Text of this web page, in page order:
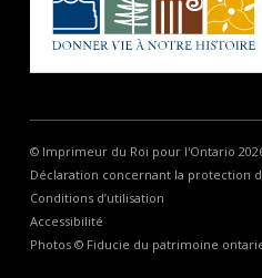
© Imprimeur du Roi pour l'Ontario
Déclaration concernant la protection
Conditions d’utilisation
Accessibilité
Photos © Fiducie du patrimoine